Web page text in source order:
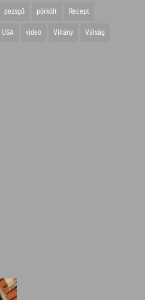
pezsgő pörkölt Recept
USA videó Villány Válság